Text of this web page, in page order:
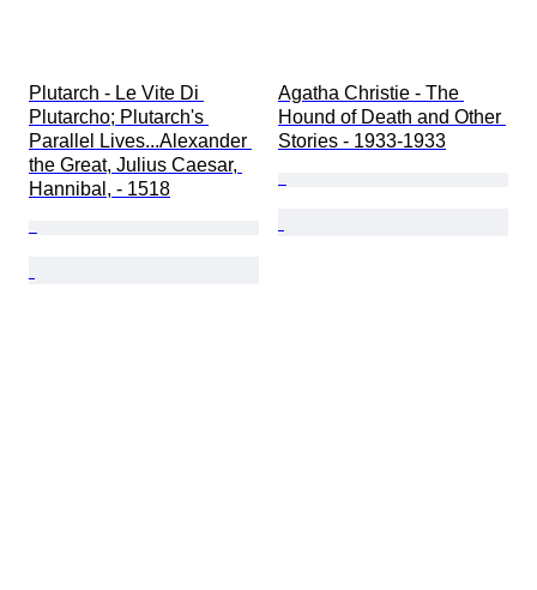
Plutarch - Le Vite Di
Plutarcho; Plutarch's
Parallel Lives...Alexander
the Great, Julius Caesar,
Hannibal, - 1518
Agatha Christie - The
Hound of Death and Other
Stories - 1933-1933